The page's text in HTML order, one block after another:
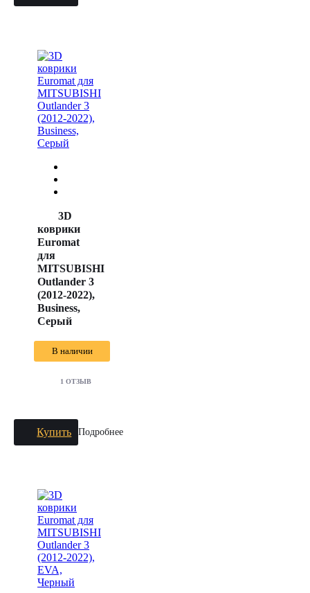
3D
коврики
Euromat
для
MITSUBISHI
Outlander 3
(2012-2022),
Business,
Серый
В наличии
1 ОТЗЫВ
Купить Подробнее